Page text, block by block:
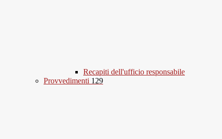
Recapiti dell'ufficio responsabile
Provvedimenti 129